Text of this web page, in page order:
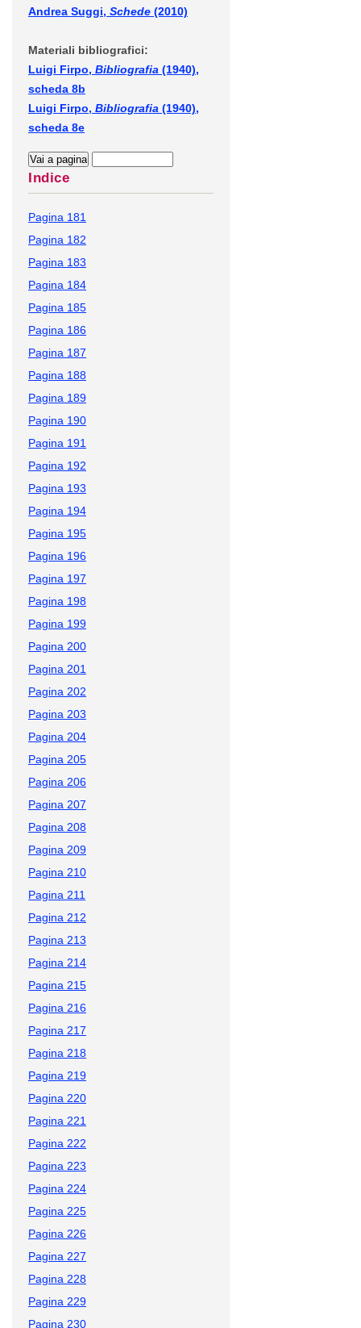
Andrea Suggi, Schede (2010)
Materiali bibliografici:
Luigi Firpo, Bibliografia (1940),
scheda 8b
Luigi Firpo, Bibliografia (1940),
scheda 8e
Indice
Pagina 181
Pagina 182
Pagina 183
Pagina 184
Pagina 185
Pagina 186
Pagina 187
Pagina 188
Pagina 189
Pagina 190
Pagina 191
Pagina 192
Pagina 193
Pagina 194
Pagina 195
Pagina 196
Pagina 197
Pagina 198
Pagina 199
Pagina 200
Pagina 201
Pagina 202
Pagina 203
Pagina 204
Pagina 205
Pagina 206
Pagina 207
Pagina 208
Pagina 209
Pagina 210
Pagina 211
Pagina 212
Pagina 213
Pagina 214
Pagina 215
Pagina 216
Pagina 217
Pagina 218
Pagina 219
Pagina 220
Pagina 221
Pagina 222
Pagina 223
Pagina 224
Pagina 225
Pagina 226
Pagina 227
Pagina 228
Pagina 229
Pagina 230